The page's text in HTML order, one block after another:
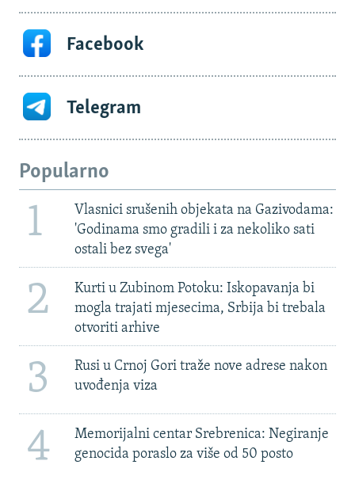
Facebook
Telegram
Popularno
1
Vlasnici srušenih objekata na Gazivodama:
'Godinama smo gradili i za nekoliko sati
ostali bez svega'
2
Kurti u Zubinom Potoku: Iskopavanja bi
mogla trajati mjesecima, Srbija bi trebala
otvoriti arhive
3
Rusi u Crnoj Gori traže nove adrese nakon
uvođenja viza
4
Memorijalni centar Srebrenica: Negiranje
genocida poraslo za više od 50 posto